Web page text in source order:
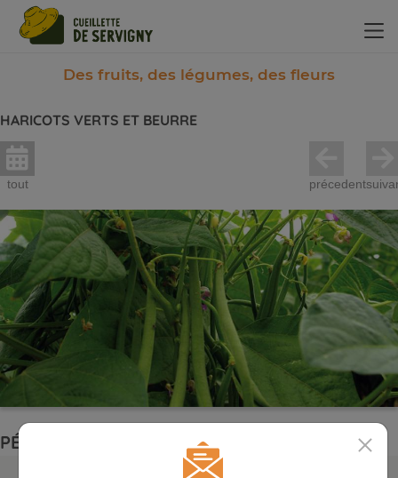
Des fruits, des légumes, des fleurs
HARICOTS VERTS ET BEURRE
tout précedent
PÉRIODE DE RÉCOLTE :
juil. août
Panneau de gestion des cookies